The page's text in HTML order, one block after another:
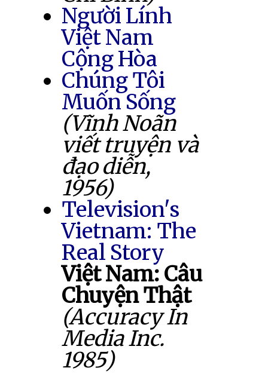
Người Lính
Việt Nam
Cộng Hòa
Chúng Tôi
Muốn Sống
(Vĩnh Noãn
viết truyện và
đạo diễn,
1956)
Television's
Vietnam: The
Real Story
Việt Nam: Câu
Chuyện Thật
(Accuracy In
Media Inc.
1985)